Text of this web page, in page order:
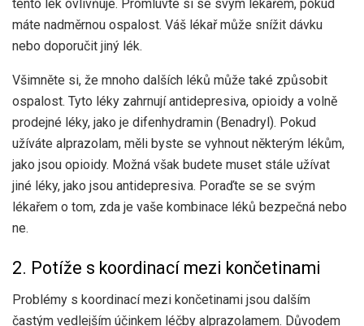
tento lék ovlivňuje. Promluvte si se svým lékařem, pokud
máte nadměrnou ospalost. Váš lékař může snížit dávku
nebo doporučit jiný lék.
Všimněte si, že mnoho dalších léků může také způsobit
ospalost. Tyto léky zahrnují antidepresiva, opioidy a volně
prodejné léky, jako je difenhydramin (Benadryl). Pokud
užíváte alprazolam, měli byste se vyhnout některým lékům,
jako jsou opioidy. Možná však budete muset stále užívat
jiné léky, jako jsou antidepresiva. Poraďte se se svým
lékařem o tom, zda je vaše kombinace léků bezpečná nebo
ne.
2. Potíže s koordinací mezi končetinami
Problémy s koordinací mezi končetinami jsou dalším
častým vedlejším účinkem léčby alprazolamem. Důvodem